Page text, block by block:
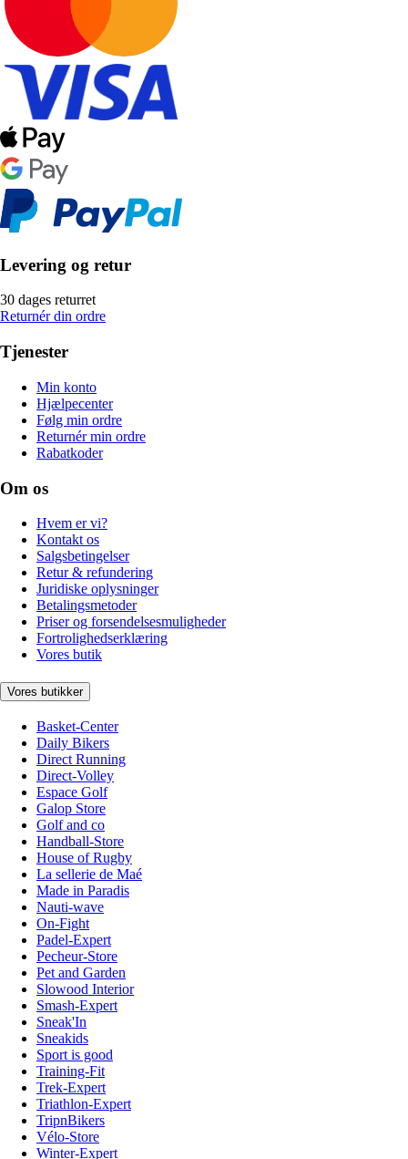
Levering og retur
30 dages returret
Returnér din ordre
Tjenester
Min konto
Hjælpecenter
Følg min ordre
Returnér min ordre
Rabatkoder
Om os
Hvem er vi?
Kontakt os
Salgsbetingelser
Retur & refundering
Juridiske oplysninger
Betalingsmetoder
Priser og forsendelsesmuligheder
Fortrolighedserklæring
Vores butik
Vores butikker
Basket-Center
Daily Bikers
Direct Running
Direct-Volley
Espace Golf
Galop Store
Golf and co
Handball-Store
House of Rugby
La sellerie de Maé
Made in Paradis
Nauti-wave
On-Fight
Padel-Expert
Pecheur-Store
Pet and Garden
Slowood Interior
Smash-Expert
Sneak'In
Sneakids
Sport is good
Training-Fit
Trek-Expert
Triathlon-Expert
TripnBikers
Vélo-Store
Winter-Expert